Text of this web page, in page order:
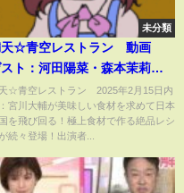
未分類
天☆青空レストラン 動画
ト：河田陽菜・森本茉莉 2
日
☆青空レストラン 2025年2月15日内
宮川大輔が美味しい食材を求めて日本
を飛び回る！極上食材で作る絶品レシ
続々登場！出演者...